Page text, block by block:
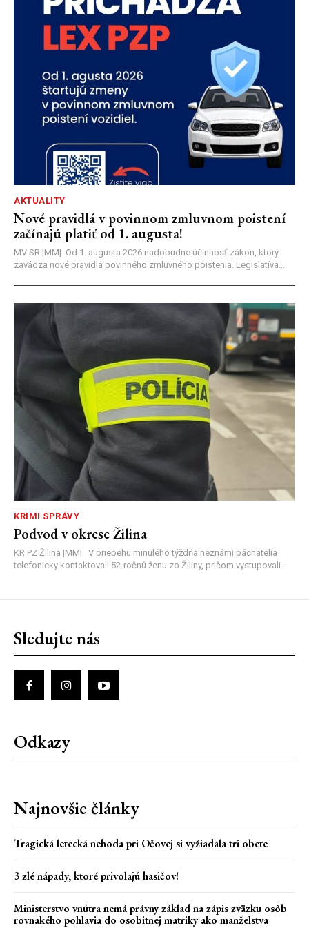
AKTUALITY
Nové pravidlá v povinnom zmluvnom poistení
začínajú platiť od 1. augusta!
MV SR |MM| Od 1. augusta 2026 nadobudne účinnosť zákon, ktorý
zavádza nové pravidlá povinného zmluvného poistenia. Legislatíva...
KRIMI SPRÁVY
Podvod v okrese Žilina
KR PZ Žilina |MM| V priebehu minulého týždňa neznámi páchatelia
telefonicky kontaktovali 52-ročnú ženu zo Žiliny, pričom vystupovali...
Sledujte nás
Odkazy
Najnovšie články
Tragická letecká nehoda pri Očovej si vyžiadala tri obete
3 zlé nápady, ktoré privolajú hasičov!
Ministerstvo vnútra nemá právny základ na zápis zväzku osôb
rovnakého pohlavia do osobitnej matriky ako manželstva